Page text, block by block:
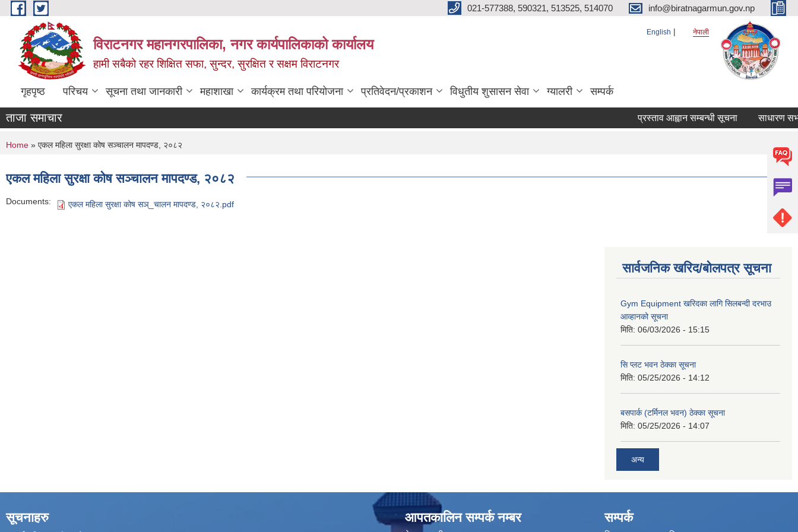
Skip to main content 021-577388, 590321, 513525, 514070 info@biratnagarmun.gov.np
विराटनगर महानगरपालिका, नगर कार्यपालिकाको कार्यालय
हामी सबैको रहर शिक्षित सफा, सुन्दर, सुरक्षित र सक्षम विराटनगर
English नेपाली
गृहपृष्ठ परिचय सूचना तथा जानकारी महाशाखा कार्यक्रम तथा परियोजना प्रतिवेदन/प्रकाशन विधुतीय शुसासन सेवा ग्यालरी सम्पर्क
ताजा समाचार प्रस्ताव आह्वान सम्बन्धी सूचना साधारण
You are here
Home » एकल महिला सुरक्षा कोष सञ्चालन मापदण्ड, २०८२
एकल महिला सुरक्षा कोष सञ्चालन मापदण्ड, २०८२
Documents: एकल महिला सुरक्षा कोष सञ्_चालन मापदण्ड, २०८२.pdf
सार्वजनिक खरिद/बोलपत्र सूचना
Gym Equipment खरिदका लागि सिलबन्दी दरभाउ
आव्हानको सूचना
मिति: 06/03/2026 - 15:15
सि प्लट भवन ठेक्का सूचना
मिति: 05/25/2026 - 14:12
बसपार्क (टर्मिनल भवन) ठेक्का सूचना
मिति: 05/25/2026 - 14:07
अन्य
सूचनाहरु आपतकालिन सम्पर्क नम्बर सम्पर्क